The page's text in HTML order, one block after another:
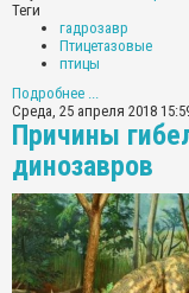
Теги
гадрозавр
Птицетазовые
птицы
Подробнее ...
Среда, 25 апреля 2018
Причины
динозавров